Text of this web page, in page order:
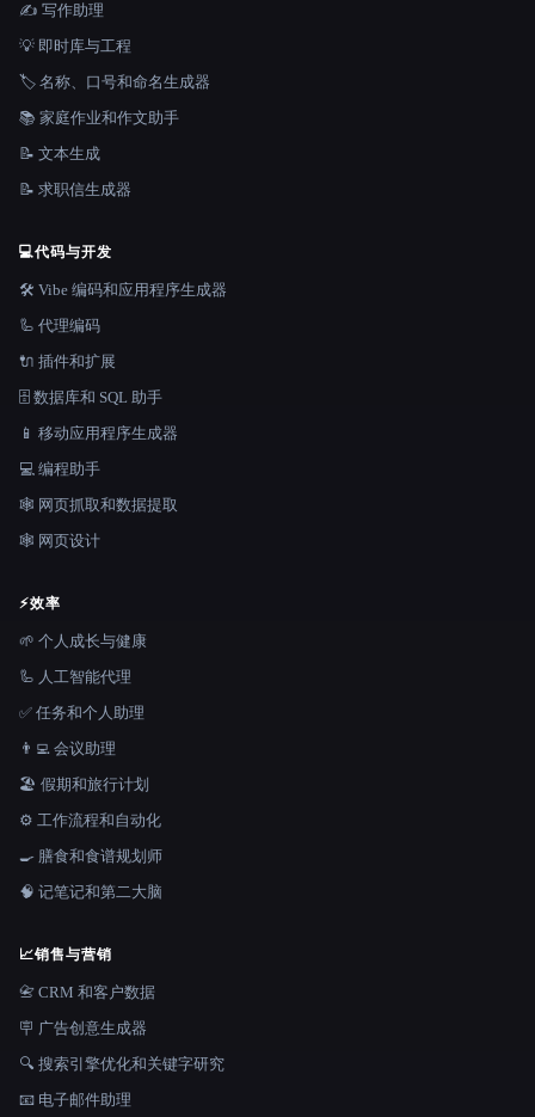
✍️ 写作助理
💡 即时库与工程
🏷️ 名称、口号和命名生成器
📚 家庭作业和作文助手
📝 文本生成
📝 求职信生成器
💻代码与开发
🛠️ Vibe 编码和应用程序生成器
🦾 代理编码
🔌 插件和扩展
🗄️ 数据库和 SQL 助手
📱 移动应用程序生成器
💻 编程助手
🕸️ 网页抓取和数据提取
🕸 网页设计
⚡效率
🌱 个人成长与健康
🦾 人工智能代理
✅ 任务和个人助理
👨‍💻 会议助理
🏖 假期和旅行计划
⚙️ 工作流程和自动化
🍳 膳食和食谱规划师
🧠 记笔记和第二大脑
📈销售与营销
📇 CRM 和客户数据
🪧 广告创意生成器
🔍 搜索引擎优化和关键字研究
📧 电子邮件助理